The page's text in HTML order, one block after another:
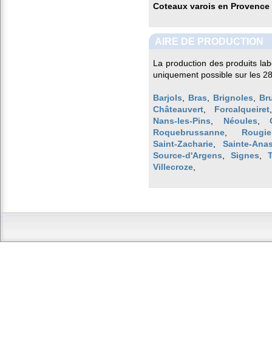
Coteaux varois en Provence
AIRE DE PRODUCTION
La production des produits
uniquement possible sur les
Barjols Bras Brignoles
Châteauvert
Forcalqueiret
Nans-les-Pins
Néoules ,
Roquebrussanne
Saint-Zacharie
Sainte-
Source-d'Argens ,Signes ,
Villecroze